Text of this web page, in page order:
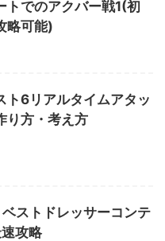
トでのアクバー戦1(初
略可能)
ト6リアルタイムアタッ
り方・考え方
ベストドレッサーコンテ
攻略